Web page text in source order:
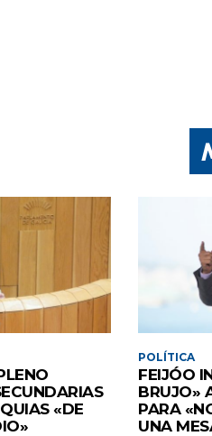
«DE
POLÍTICA
FEIJÓO
BRUJO»
PARA
UNA